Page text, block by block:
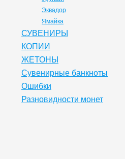
Эквадор
Ямайка
СУВЕНИРЫ
КОПИИ
ЖЕТОНЫ
Сувенирные банкноты
Ошибки
Разновидности монет